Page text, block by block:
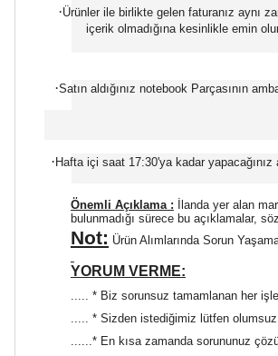
·Ürünler ile birlikte gelen faturanız aynı
içerik olmadığına kesinlikle emin
·Satın aldığınız notebook Parçasının
· Hafta içi saat 17:30'ya kadar
Önemli Açıklama : İlanda yer alan
bulunmadığı sürece bu açıklamalar,
Not: Ürün Alımlarında Sorun
YORUM VERME:
..... * Biz sorunsuz tamamlanan her
..... * Sizden istediğimiz lütfen
......* En kısa zamanda sorununuz